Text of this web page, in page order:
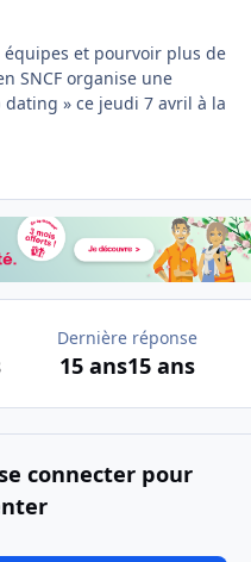
et pourvoir plus de
SNCF organise une
» ce jeudi 7 avril à la
Dernière réponse
15 ans15 ans
connecter pour